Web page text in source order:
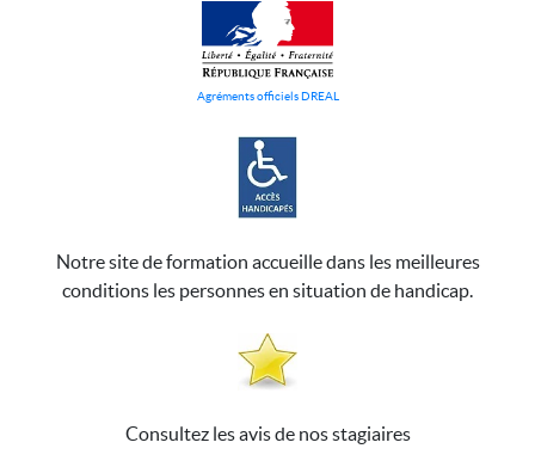
Agréments officiels DREAL
Notre site de formation accueille dans les meilleures
conditions les personnes en situation de handicap.
Consultez les avis de nos stagiaires